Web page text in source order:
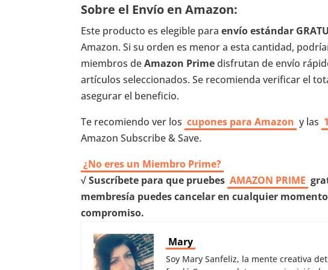
Sobre el Envío en Amazon:
Este producto es elegible paraenvío estándar
Amazon. Si su orden es menor a esta cantidad,
miembros deAmazon Primedisfrutan de envío
artículos seleccionados. Se recomienda verificar el
asegurar el beneficio.
Te recomiendo ver los cupones para Amazon y las
Amazon Subscribe & Save.
¿No eres un Miembro Prime?
√ Suscríbete para que pruebes AMAZON PRIME
membresía puedes cancelar en cualquier
compromiso.
Mary
Soy Mary Sanfeliz, la mente creativa